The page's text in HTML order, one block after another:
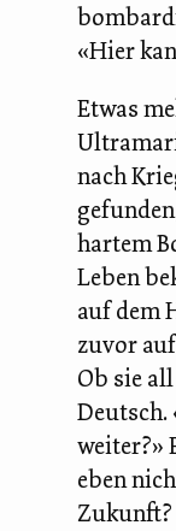
«Hier
Etwas
nach
hartem
Leben
auf dem
zuvor
Ob sie
Deutsch.
weiter?»
eben
Zukunft?